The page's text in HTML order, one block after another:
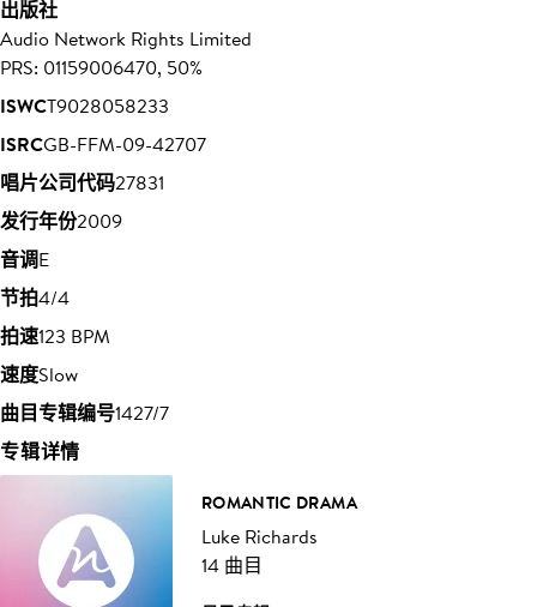
出版社
Audio Network Rights Limited
PRS: 01159006470, 50%
ISWCT9028058233
ISRCGB-FFM-09-42707
唱片公司代码27831
发行年份2009
音调E
节拍4/4
拍速123 BPM
速度Slow
曲目专辑编号1427/7
专辑详情
ROMANTIC DRAMA
Luke Richards
14 曲目